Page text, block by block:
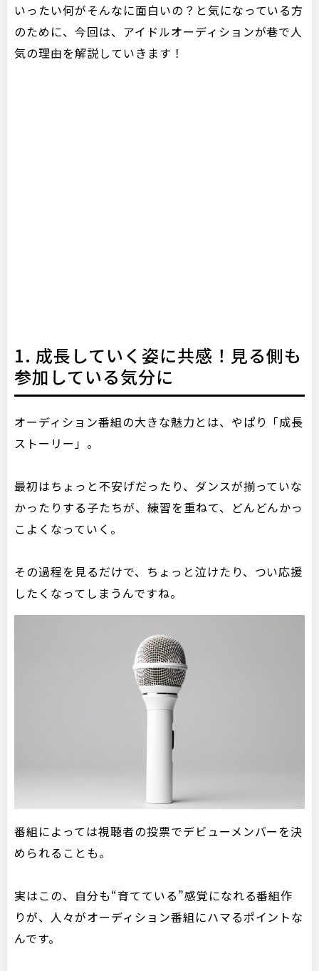
いったい何がそんなに面白いの？と気になっている方
のために、今回は、アイドルオーディションが巷で人
気の理由を解説していきます！
1. 成長していく姿に共感！見る側も
参加している気分に
オーディション番組の大きな魅力とは、やぱり「成長
ストーリー」。
最初はちょっと不安げだったり、ダンスが揃っていな
かったりする子たちが、練習を重ねて、どんどんかっ
こよくなっていく。
その過程を見るだけで、ちょっと泣けたり、つい応援
したくなってしまうんですね。
番組によっては視聴者の投票でデビューメンバーを決
められることも。
実はこの、自分も“育てている”感覚になれる番組作
りが、人々がオーディション番組にハマるポイントな
んです。